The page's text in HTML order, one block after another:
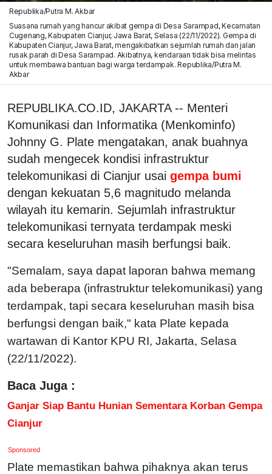
Republika/Putra M. Akbar
Suasana rumah yang hancur akibat gempa di Desa Sarampad, Kecamatan
Cugenang, Kabupaten Cianjur, Jawa Barat, Selasa (22/11/2022). Gempa di
Kabupaten Cianjur, Jawa Barat, mengakibatkan sejumlah rumah dan jalan
rusak parah di Desa Sarampad. Akibatnya, kendaraan tidak bisa melintas
untuk membawa bantuan bagi warga terdampak. Republika/Putra M.
Akbar
REPUBLIKA.CO.ID, JAKARTA -- Menteri
Komunikasi dan Informatika (Menkominfo)
Johnny G. Plate mengatakan, anak buahnya
sudah mengecek kondisi infrastruktur
telekomunikasi di Cianjur usai gempa bumi
dengan kekuatan 5,6 magnitudo melanda
wilayah itu kemarin. Sejumlah infrastruktur
telekomunikasi ternyata terdampak meski
secara keseluruhan masih berfungsi baik.
"Semalam, saya dapat laporan bahwa memang
ada beberapa (infrastruktur telekomunikasi) yang
terdampak, tapi secara keseluruhan masih bisa
berfungsi dengan baik," kata Plate kepada
wartawan di Kantor KPU RI, Jakarta, Selasa
(22/11/2022).
Baca Juga :
Ganjar Siap Bantu Hunian Sementara Korban Gempa
Cianjur
Sponsored
Plate memastikan bahwa pihaknya akan terus